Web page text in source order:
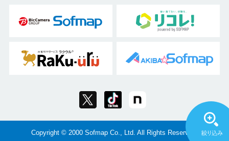
Copyright © 2000 Sofmap Co., Ltd. All Rights Reserved.